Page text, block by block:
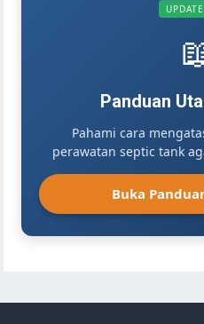
Panduan
Pahami cara
perawatan septic tank
Buka